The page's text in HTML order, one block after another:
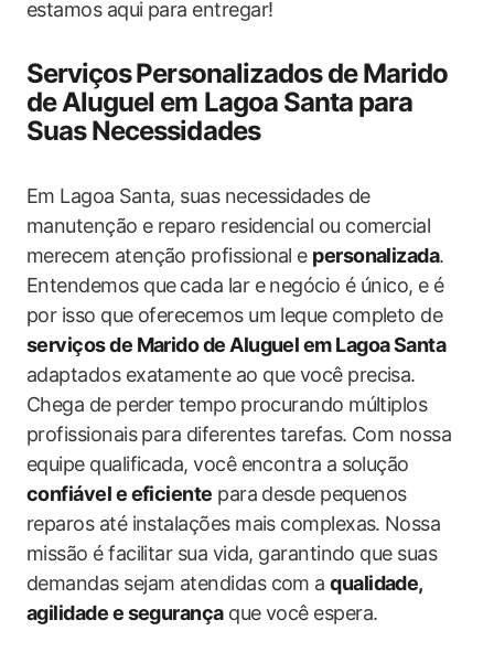
estamos aqui para entregar!
Serviços⁢ Personalizados de Marido
de Aluguel em Lagoa Santa‍ para⁣
Suas Necessidades
Em Lagoa Santa, suas necessidades de
manutenção e reparo residencial ou comercial
‍merecem atenção profissional e personalizada.
Entendemos que⁤ cada lar‌ e negócio é único, e é
por isso que​ oferecemos um leque completo de
serviços de Marido de Aluguel em Lagoa Santa
adaptados exatamente ao que você precisa.‍
Chega de perder⁢ tempo⁣ procurando múltiplos
profissionais para diferentes‍ tarefas. Com nossa
equipe qualificada, você‍ encontra a solução
confiável e eficiente para desde pequenos
reparos até instalações mais complexas. ⁤Nossa
missão é facilitar sua vida, garantindo que suas⁢
demandas sejam atendidas com aqualidade,
agilidade ‌e segurançaque você espera.